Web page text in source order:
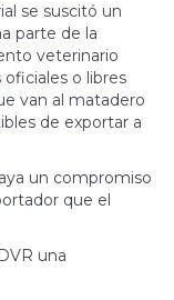
se suscitó un
parte de la
veterinario
o libres
van al matadero
de exportar a
un compromiso
que el
una